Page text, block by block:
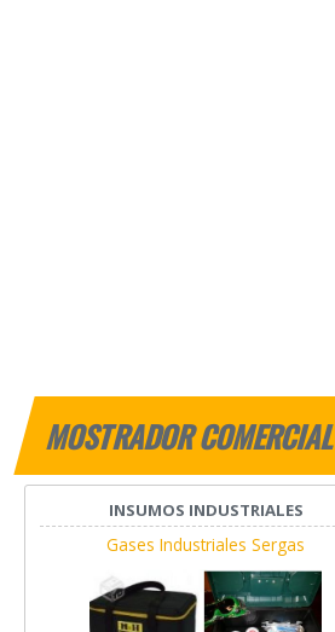
MOSTRADOR COMERCIAL
INSUMOS INDUSTRIALES
Gases Industriales Sergas